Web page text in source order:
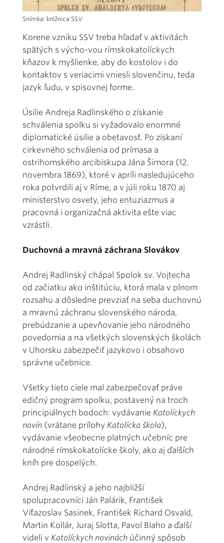
Snímka: knižnica SSV
Korene vzniku SSV treba hľadať v aktivitách
spätých s výcho-vou rímskokatolíckych
kňazov k myšlienke, aby do kostolov i do
kontaktov s veriacimi vniesli slovenčinu, teda
jazyk ľudu, v spisovnej forme.
Úsilie Andreja Radlinského o získanie
schválenia spolku si vyžadovalo enormné
diplomatické úsilie a obetavosť. Po získaní
cirkevného schválenia od prímasa a
ostrihomského arcibiskupa Jána Šimora (12.
novembra 1869), ktoré v apríli nasledujúceho
roka potvrdili aj v Ríme, a v júli roku 1870 aj
ministerstvo osvety, jeho entuziazmus a
pracovná i organizačná aktivita ešte viac
vzrástli.
Duchovná a mravná záchrana Slovákov
Andrej Radlinský chápal Spolok sv. Vojtecha
od začiatku ako inštitúciu, ktorá mala v plnom
rozsahu a dôsledne prevziať na seba duchovnú
a mravnú záchranu slovenského národa,
prebúdzanie a upevňovanie jeho národného
povedomia a na všetkých slovenských školách
v Uhorsku zabezpečiť jazykovo i obsahovo
správne učebnice.
Všetky tieto ciele mal zabezpečovať práve
edičný program spolku, postavený na troch
principiálnych bodoch: vydávanie Katolíckych
novín (vrátane prílohy Katolícka škola),
vydávanie všeobecne platných učebníc pre
národné rímskokatolícke školy, ako aj ďalších
kníh pre dospelých.
Andrej Radlinský a jeho najbližší
spolupracovníci Ján Palárik, František
Víťazoslav Sasinek, František Richard Osvald,
Martin Kollár, Juraj Slotta, Pavol Blaho a ďalší
videli v Katolíckych novinách účinný spôsob